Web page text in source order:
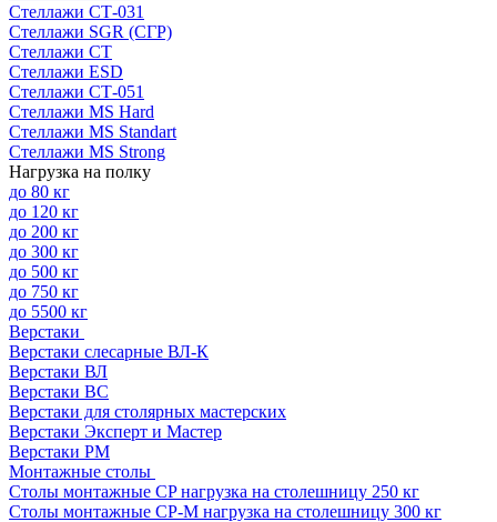
Стеллажи СТ-031
Стеллажи SGR (СГР)
Стеллажи СТ
Стеллажи ESD
Стеллажи СТ-051
Стеллажи MS Hard
Стеллажи MS Standart
Стеллажи MS Strong
Нагрузка на полку
до 80 кг
до 120 кг
до 200 кг
до 300 кг
до 500 кг
до 750 кг
до 5500 кг
Верстаки
Верстаки слесарные ВЛ-К
Верстаки ВЛ
Верстаки ВС
Верстаки для столярных мастерских
Верстаки Эксперт и Мастер
Верстаки РМ
Монтажные столы
Столы монтажные СP нагрузка на столешницу 250 кг
Столы монтажные СР-М нагрузка на столешницу 300 кг